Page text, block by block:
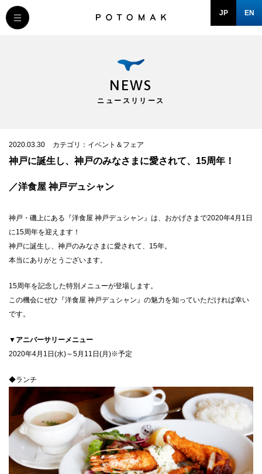
JP EN
COMPANY
DOMAIN
RECRUIT
NEWS
CLOSE
NEWS
ニュースリリース
2020.03.30 カテゴリ：イベント＆フェア
神戸に誕生し、神戸のみなさまに愛されて、15周年！
／洋食屋 神戸デュシャン
神戸・磯上にある『洋食屋 神戸デュシャン』は、おかげさまで2020年4月1日
に15周年を迎えます！
神戸に誕生し、神戸のみなさまに愛されて、15年。
本当にありがとうございます。
15周年を記念した特別メニューが登場します。
この機会にぜひ『洋食屋 神戸デュシャン』の魅力を知っていただければ幸い
です。
▼アニバーサリーメニュー
2020年4月1日(水)～5月11日(月)※予定
◆ランチ